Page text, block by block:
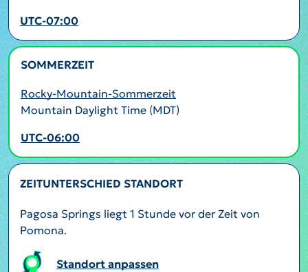
UTC-07:00
SOMMERZEIT
Rocky-Mountain-Sommerzeit
Mountain Daylight Time (MDT)
UTC-06:00
ZEITUNTERSCHIED STANDORT
Pagosa Springs liegt 1 Stunde vor der Zeit von
Pomona.
Standort anpassen